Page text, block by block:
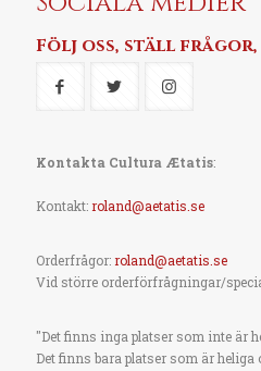
Följ oss, ställ
Kontakta Cultura Ætatis:
Kontakt: roland@aetatis.se
Orderfrågor: roland@aetatis.se
Vid större orderförfrågningar/
"Det finns inga platser som inte är
Det finns bara platser som är heliga